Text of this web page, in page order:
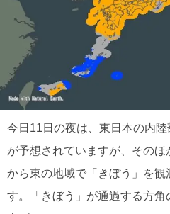
今日11日の夜は、東日本の内
が予想されていますが、その
から東の地域で「きぼう」を
す。「きぼう」が通過する方